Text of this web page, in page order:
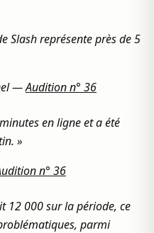
Slash représente près de 5
—Audition n° 36
en ligne et a été
»
n° 36
12 000 sur la période, ce
parmi